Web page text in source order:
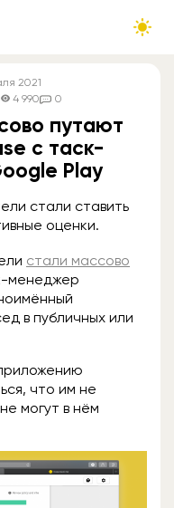
2021
4 990 0
путают
с таск-
Play
стали ставить
оценки.
стали массово
менеджер
в публичных или
что им не
могут в нём